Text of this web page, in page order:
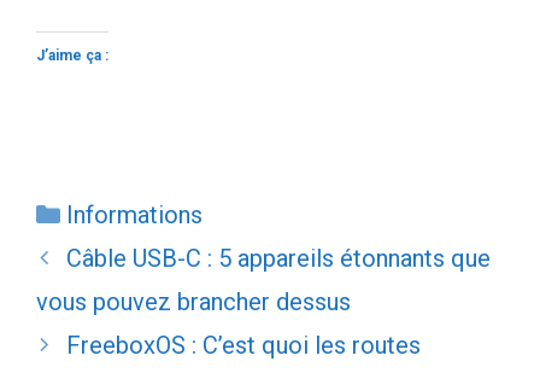
J’aime ça :
Catégories
Informations
Câble USB-C : 5 appareils étonnants que
vous pouvez brancher dessus
FreeboxOS : C’est quoi les routes